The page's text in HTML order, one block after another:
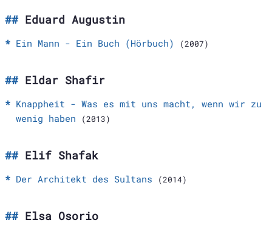
Eduard Augustin
Ein Mann - Ein Buch (Hörbuch) (2007)
Eldar Shafir
Knappheit - Was es mit uns macht, wenn wir zu
wenig haben
(2013)
Elif Shafak
Der Architekt des Sultans (2014)
Elsa Osorio